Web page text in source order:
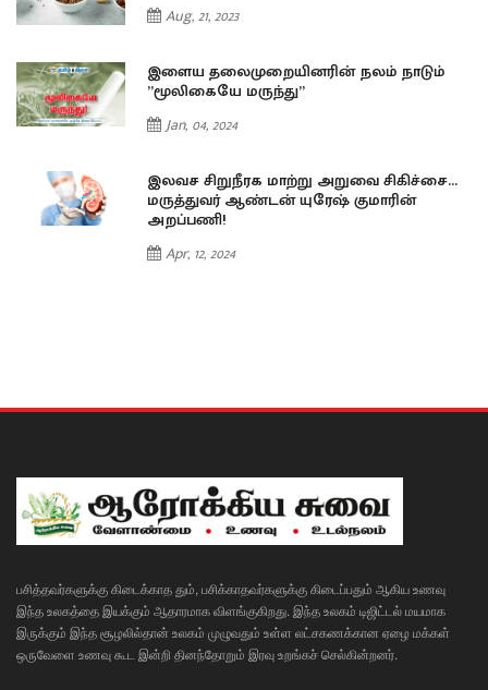
Aug, 21, 2023
இளைய தலைமுறையினரின் நலம் நாடும்
”மூலிகையே மருந்து”
Jan, 04, 2024
இலவச சிறுநீரக மாற்று அறுவை சிகிச்சை…
மருத்துவர் ஆண்டன் யுரேஷ் குமாரின்
அறப்பணி!
Apr, 12, 2024
பசித்தவர்களுக்கு கிடைக்காத தும், பசிக்காதவர்களுக்கு கிடைப்பதும் ஆகிய உணவு
இந்த உலகத்தை இயக்கும் ஆதாரமாக விளங்குகிறது. இந்த உலகம் டிஜிட்டல் மயமாக
இருக்கும் இந்த சூழலில்தான் உலகம் முழுவதும் உள்ள லட்சகணக்கான ஏழை மக்கள்
ஒருவேளை உணவு கூட இன்றி தினந்தோறும் இரவு உறங்கச் செல்கின்றனர்.